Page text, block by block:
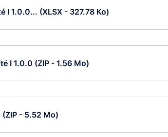
I 1.0.0... (XLSX - 327.78 Ko)
I 1.0.0 (ZIP - 1.56 Mo)
- 5.52 Mo)